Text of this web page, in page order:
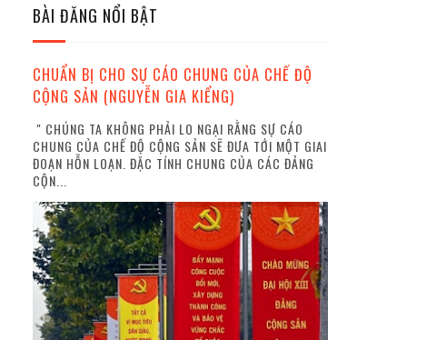
BÀI ĐĂNG NỔI BẬT
CHUẨN BỊ CHO SỰ CÁO CHUNG CỦA CHẾ ĐỘ
CỘNG SẢN (NGUYỄN GIA KIỂNG)
" CHÚNG TA KHÔNG PHẢI LO NGẠI RẰNG SỰ CÁO
CHUNG CỦA CHẾ ĐỘ CỘNG SẢN SẼ ĐƯA TỚI MỘT GIAI
ĐOẠN HỖN LOẠN. ĐẶC TÍNH CHUNG CỦA CÁC ĐẢNG
CỘN...